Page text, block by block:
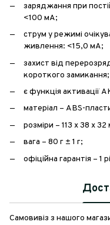
заряджання при
<100 мА;
струм у режимі
живлення: <15,0 мА;
захист від
короткого замикання;
є функція активації
матеріал – ABS-
розміри – 113 х 38 х 32
вага – 80 г ± 1 г;
офіційна гарантія – 1
Самовивіз з нашого